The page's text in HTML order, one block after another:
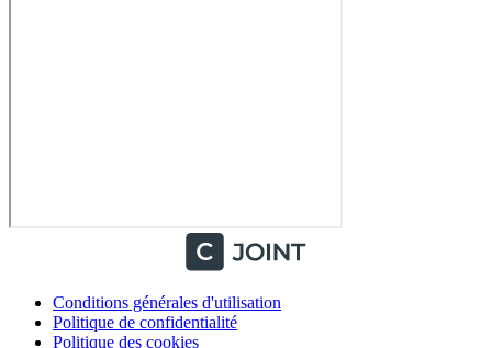
Conditions générales d'utilisation
Politique de confidentialité
Politique des cookies